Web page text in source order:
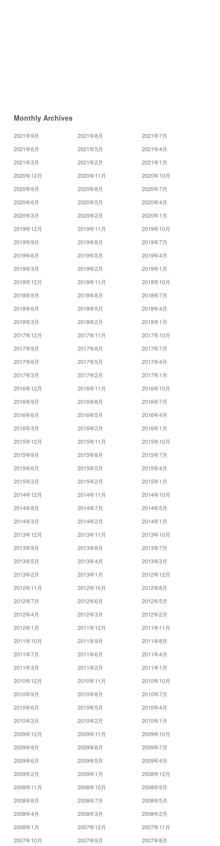
Monthly Archives
2021年9月 2021年8月
2021年7月
2021年6月
2021年5月
2021年4月
2021年3月
2021年2月
2021年1月
2020年12月
2020年11月
2020年10月
2020年9月
2020年8月
2020年7月
2020年6月
2020年5月
2020年4月
2020年3月
2020年2月
2020年1月
2019年12月
2019年11月
2019年10月
2019年9月
2019年8月
2019年7月
2019年6月
2019年5月
2019年4月
2019年3月
2019年2月
2019年1月
2018年12月
2018年11月
2018年10月
2018年9月
2018年8月
2018年7月
2018年6月
2018年5月
2018年4月
2018年3月
2018年2月
2018年1月
2017年12月
2017年11月
2017年10月
2017年9月
2017年8月
2017年7月
2017年6月
2017年5月
2017年4月
2017年3月
2017年2月
2017年1月
2016年12月
2016年11月
2016年10月
2016年9月
2016年8月
2016年7月
2016年6月
2016年5月
2016年4月
2016年3月
2016年2月
2016年1月
2015年12月
2015年11月
2015年10月
2015年9月
2015年8月
2015年7月
2015年6月
2015年5月
2015年4月
2015年3月
2015年2月
2015年1月
2014年12月
2014年11月
2014年10月
2014年8月
2014年7月
2014年5月
2014年3月
2014年2月
2014年1月
2013年12月
2013年11月
2013年10月
2013年9月
2013年8月
2013年7月
2013年5月
2013年4月
2013年3月
2013年2月
2013年1月
2012年12月
2012年11月
2012年10月
2012年8月
2012年7月
2012年6月
2012年5月
2012年4月
2012年3月
2012年2月
2012年1月
2011年12月
2011年11月
2011年10月
2011年9月
2011年8月
2011年7月
2011年6月
2011年4月
2011年3月
2011年2月
2011年1月
2010年12月
2010年11月
2010年10月
2010年9月
2010年8月
2010年7月
2010年6月
2010年5月
2010年4月
2010年3月
2010年2月
2010年1月
2009年12月
2009年11月
2009年10月
2009年9月
2009年8月
2009年7月
2009年6月
2009年5月
2009年4月
2009年2月
2009年1月
2008年12月
2008年11月
2008年10月
2008年9月
2008年8月
2008年7月
2008年5月
2008年4月
2008年3月
2008年2月
2008年1月
2007年12月
2007年11月
2007年10月
2007年9月 2007年8月